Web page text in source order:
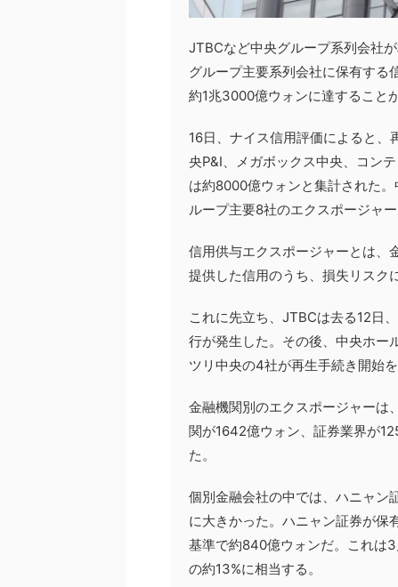
JTBCなど中央グループ系列会社
グループ主要系列会社に保有する
約1兆3000億ウォンに達すること
16日、ナイス信用評価によると
央P&I、メガボックス中央、コン
は約8000億ウォンと集計された
ループ主要8社のエクスポージャ
信用供与エクスポージャーとは、
提供した信用のうち、損失リスク
これに先立ち、JTBCは去る12日
行が発生した。その後、中央ホー
ツリ中央の4社が再生手続き開始
金融機関別のエクスポージャーは
関が1642億ウォン、証券業界が
た。
個別金融会社の中では、ハニャン
に大きかった。ハニャン証券が保
基準で約840億ウォンだ。これは
の約13%に相当する。